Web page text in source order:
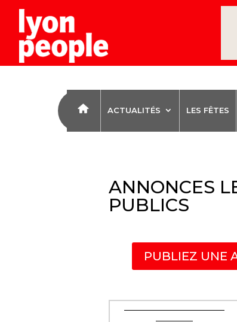
ACTUALITÉS LES FÊTES
ANNONCES
PUBLICS
PUBLIEZ UNE